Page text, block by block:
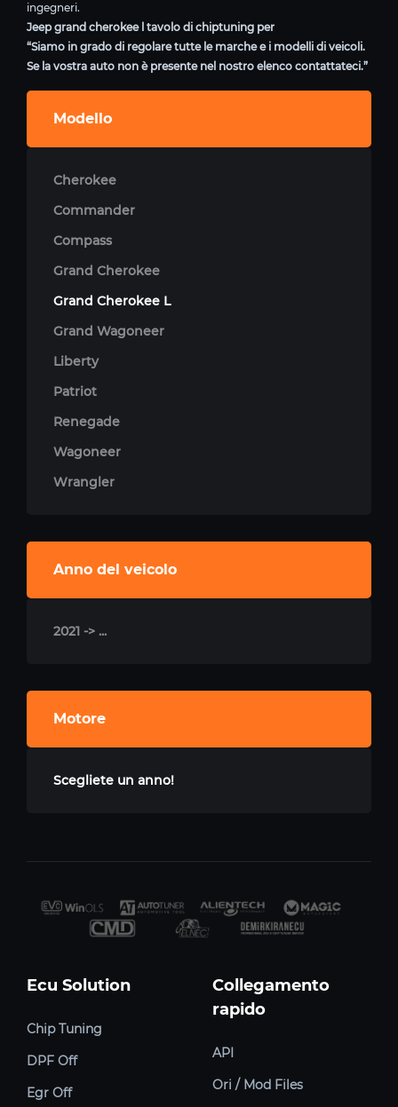
ingegneri.
Jeep grand cherokee l tavolo di chiptuning per
“Siamo in grado di regolare tutte le marche e i modelli di veicoli.
Se la vostra auto non è presente nel nostro elenco contattateci.”
Modello
Cherokee
Commander
Compass
Grand Cherokee
Grand Cherokee L
Grand Wagoneer
Liberty
Patriot
Renegade
Wagoneer
Wrangler
Anno del veicolo
2021 -> ...
Motore
Scegliete un anno!
Ecu Solution
Chip Tuning
DPF Off
Egr Off
Collegamento
rapido
API
Ori / Mod Files